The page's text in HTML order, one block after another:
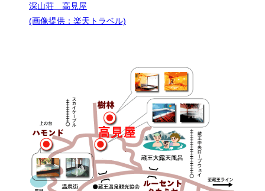
深山荘 高見屋
(画像提供：楽天トラベル)